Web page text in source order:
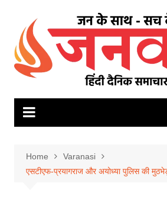
content
Home
Varanasi
एसटीएफ-प्रयागराज और अयोध्या पुलिस की